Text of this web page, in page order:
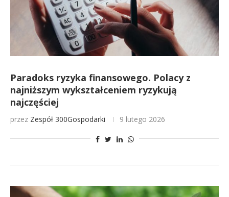
Paradoks ryzyka finansowego. Polacy z
najniższym wykształceniem ryzykują
najczęściej
przez Zespół 300Gospodarki 9 lutego 2026